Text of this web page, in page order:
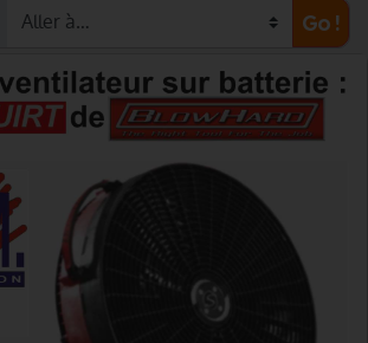
Go !